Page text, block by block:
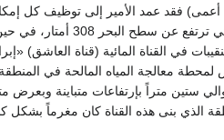
أعمى) فقد عمد الأمير إلى توظيف كل
في القناة المائية (قناة العاشق)
معالجة المياه المالحة في
ستين متراً بإرتفاعات متباينة
الذي بنى هذه القناة كان مغرماً بشكل